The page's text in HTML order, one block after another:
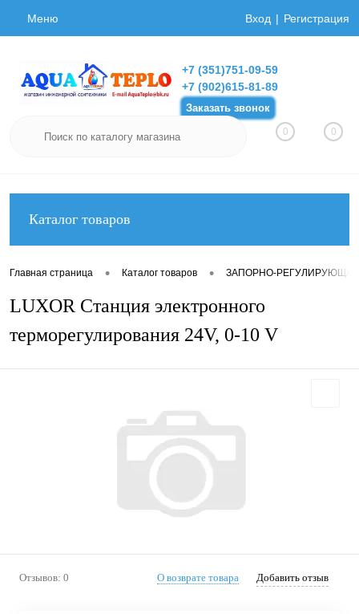
Меню Вход Регистрация
+7 (351)751-09-59
+7 (902)615-81-89
Заказать звонок
0 0
Каталог товаров
Главная страница • Каталог товаров • ЗАПОРНО-
LUXOR Станция электронного
терморегулирования 24V, 0-10 V
Отзывов: 0 О возврате товара Добавить отзыв